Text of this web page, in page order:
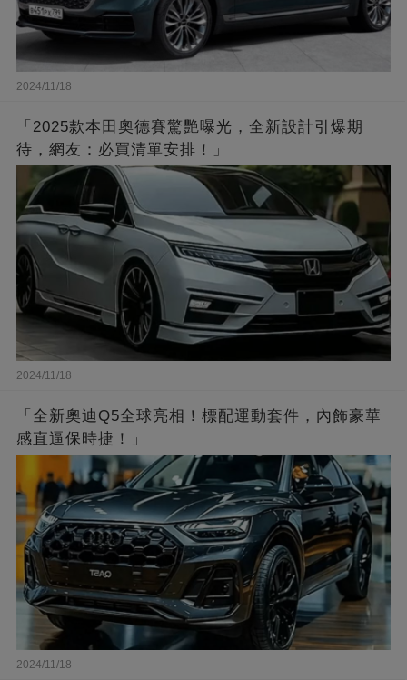
2024/11/18
「2025款本田奧德賽驚艷曝光，全新設計引爆期
待，網友：必買清單安排！」
2024/11/18
「全新奧迪Q5全球亮相！標配運動套件，內飾豪華
感直逼保時捷！」
2024/11/18